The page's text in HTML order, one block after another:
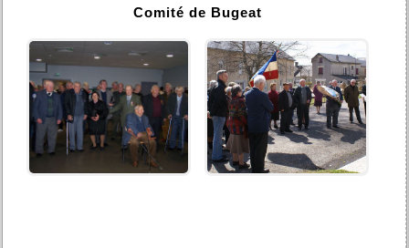
Comité de Bugeat